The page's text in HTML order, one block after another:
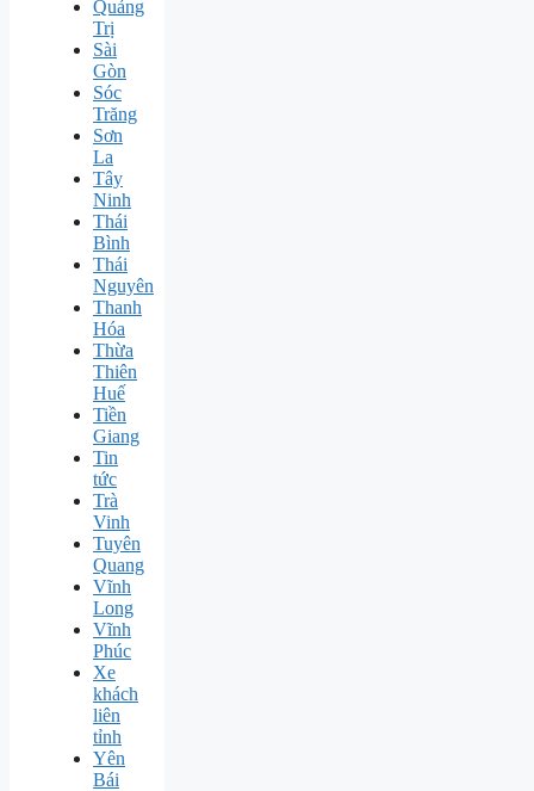
Quảng
Trị
Sài
Gòn
Sóc
Trăng
Sơn
La
Tây
Ninh
Thái
Bình
Thái
Nguyên
Thanh
Hóa
Thừa
Thiên
Huế
Tiền
Giang
Tin
tức
Trà
Vinh
Tuyên
Quang
Vĩnh
Long
Vĩnh
Phúc
Xe
khách
liên
tỉnh
Yên
Bái